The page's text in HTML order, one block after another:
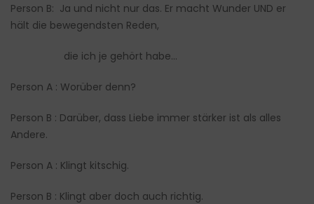
Person B: Ja und nicht nur das. Er macht Wunder UND er
hält die bewegendsten Reden,
die ich je gehört habe…
Person A : Worüber denn?
Person B : Darüber, dass Liebe immer stärker ist als alles
Andere.
Person A : Klingt kitschig.
Person B : Klingt aber doch auch richtig.